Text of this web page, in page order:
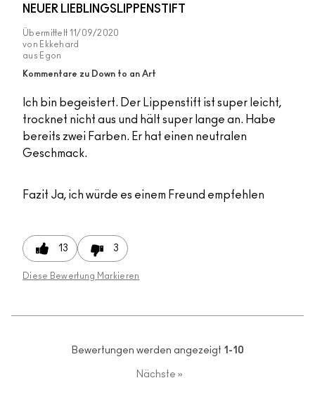
NEUER LIEBLINGSLIPPENSTIFT
Übermittelt 11/09/2020
von Ekkehard
aus Egon
Kommentare zu Down to an Art
Ich bin begeistert. Der Lippenstift ist super leicht,
trocknet nicht aus und hält super lange an. Habe
bereits zwei Farben. Er hat einen neutralen
Geschmack.
Fazit Ja, ich würde es einem Freund empfehlen
13 3
Diese Bewertung Markieren
Bewertungen werden angezeigt 1-10
Nächste »